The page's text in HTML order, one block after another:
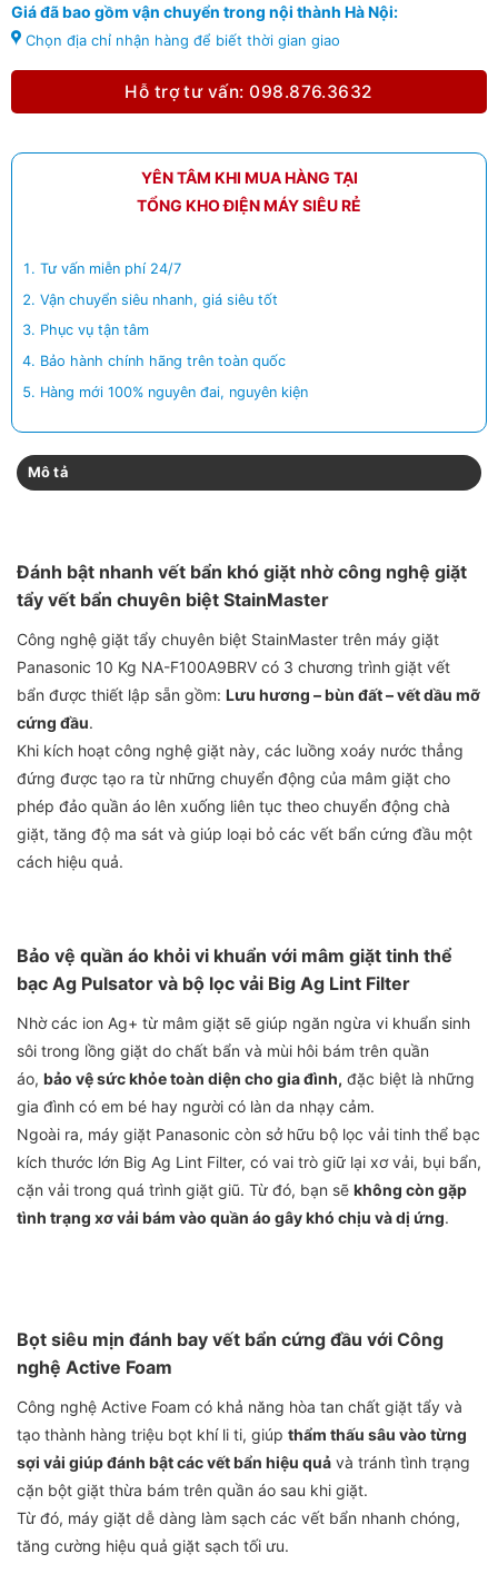
Giá đã bao gồm vận chuyển trong nội thành Hà Nội:
Chọn địa chỉ nhận hàng để biết thời gian giao
Hỗ trợ tư vấn: 098.876.3632
YÊN TÂM KHI MUA HÀNG TẠI
TỔNG KHO ĐIỆN MÁY SIÊU RẺ
Tư vấn miễn phí 24/7
Vận chuyển siêu nhanh, giá siêu tốt
Phục vụ tận tâm
Bảo hành chính hãng trên toàn quốc
Hàng mới 100% nguyên đai, nguyên kiện
Mô tả
Đánh bật nhanh vết bẩn khó giặt nhờ công nghệ giặt
tẩy vết bẩn chuyên biệt StainMaster
Công nghệ giặt tẩy chuyên biệt StainMaster trên máy giặt
Panasonic 10 Kg NA-F100A9BRV có 3 chương trình giặt vết
bẩn được thiết lập sẵn gồm: Lưu hương – bùn đất – vết dầu mỡ
cứng đầu.
Khi kích hoạt công nghệ giặt này, các luồng xoáy nước thẳng
đứng được tạo ra từ những chuyển động của mâm giặt cho
phép đảo quần áo lên xuống liên tục theo chuyển động chà
giặt, tăng độ ma sát và giúp loại bỏ các vết bẩn cứng đầu một
cách hiệu quả.
Bảo vệ quần áo khỏi vi khuẩn với mâm giặt tinh thể
bạc Ag Pulsator và bộ lọc vải Big Ag Lint Filter
Nhờ các ion Ag+ từ mâm giặt sẽ giúp ngăn ngừa vi khuẩn sinh
sôi trong lồng giặt do chất bẩn và mùi hôi bám trên quần
áo, bảo vệ sức khỏe toàn diện cho gia đình, đặc biệt là những
gia đình có em bé hay người có làn da nhạy cảm.
Ngoài ra, máy giặt Panasonic còn sở hữu bộ lọc vải tinh thể bạc
kích thước lớn Big Ag Lint Filter, có vai trò giữ lại xơ vải, bụi bẩn,
cặn vải trong quá trình giặt giũ. Từ đó, bạn sẽ không còn gặp
tình trạng xơ vải bám vào quần áo gây khó chịu và dị ứng.
Bọt siêu mịn đánh bay vết bẩn cứng đầu với Công
nghệ Active Foam
Công nghệ Active Foam có khả năng hòa tan chất giặt tẩy và
tạo thành hàng triệu bọt khí li ti, giúp thẩm thấu sâu vào từng
sợi vải giúp đánh bật các vết bẩn hiệu quả và tránh tình trạng
cặn bột giặt thừa bám trên quần áo sau khi giặt.
Từ đó, máy giặt dễ dàng làm sạch các vết bẩn nhanh chóng,
tăng cường hiệu quả giặt sạch tối ưu.